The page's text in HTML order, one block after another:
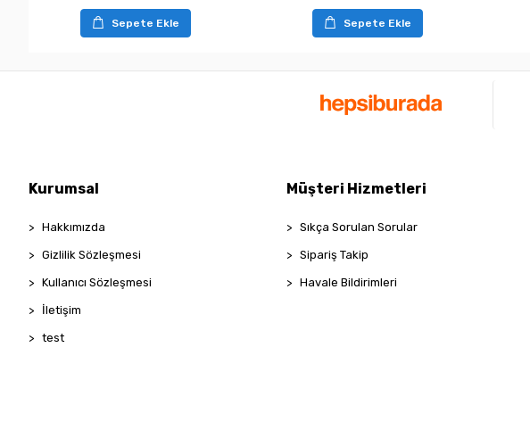
Sepete Ekle Sepete Ekle
Kurumsal
Hakkımızda
Gizlilik Sözleşmesi
Kullanıcı Sözleşmesi
İletişim
test
Müşteri Hizmetleri
Sıkça Sorulan Sorular
Sipariş Takip
Havale Bildirimleri